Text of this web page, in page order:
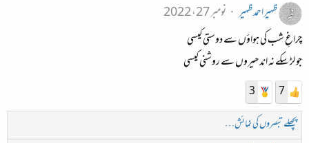
ظہیراحمدظہیر
نومبر 27، 2022
چراغِ شب کی ہواؤں سے دوستی کیسی
جو لڑ سکے نہ اندھیروں سے روشنی کیسی
7
3
پچھلے تبصروں کی نمائش…